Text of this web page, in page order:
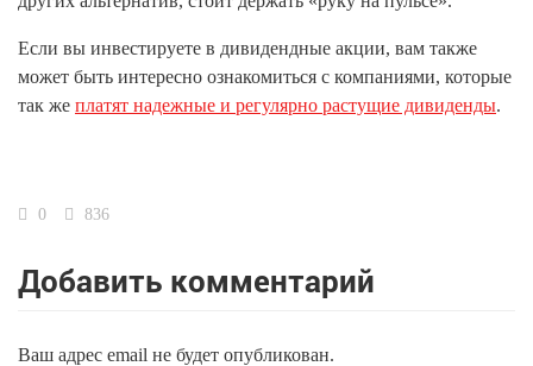
Если вы инвестируете в дивидендные акции, вам также
может быть интересно ознакомиться с компаниями, которые
так же платят надежные и регулярно растущие дивиденды.
0 836
Добавить комментарий
Ваш адрес email не будет опубликован.